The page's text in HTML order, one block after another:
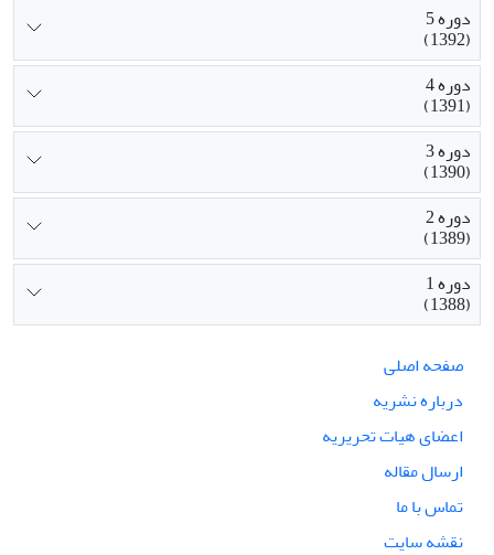
دوره 5
(1392)
دوره 4
(1391)
دوره 3
(1390)
دوره 2
(1389)
دوره 1
(1388)
صفحه اصلی
درباره نشریه
اعضای هیات تحریریه
ارسال مقاله
تماس با ما
نقشه سایت